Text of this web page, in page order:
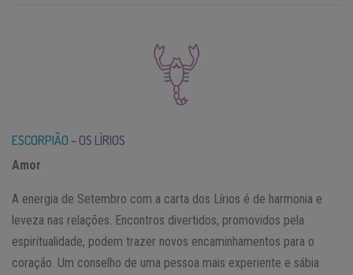
ESCORPIÃO – OS LÍRIOS
Amor
A energia de Setembro com a carta dos Lírios é de harmonia e
leveza nas relações. Encontros divertidos, promovidos pela
espiritualidade, podem trazer novos encaminhamentos para o
coração. Um conselho de uma pessoa mais experiente e sábia